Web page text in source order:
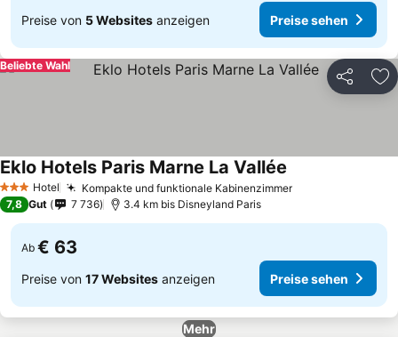
Preise von 5 Websites anzeigen Preise sehen
Teilen
Beliebte Wahl
3 SterneHotel Kompakte und funktionale Kabinenzimmer
Eklo Hotels Paris Marne La Vallée
7,8 Gut 7 736 3.4 km bis Disneyland Paris
Ab € 63
Preise von 17 Websites anzeigen Preise sehen
Mehr